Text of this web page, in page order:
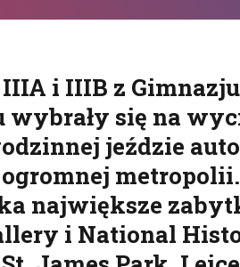
IIIA i IIIB z
się na
jeździe
największe
i National